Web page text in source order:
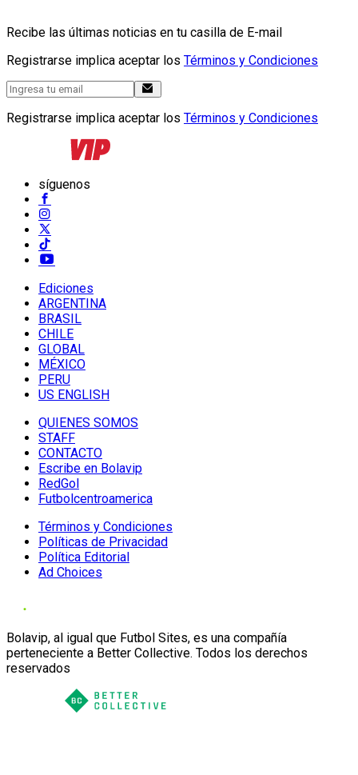
Recibe las últimas noticias en tu casilla de E-mail
Registrarse implica aceptar los Términos y Condiciones
Registrarse implica aceptar los Términos y Condiciones
síguenos
Ediciones
ARGENTINA
BRASIL
CHILE
GLOBAL
MÉXICO
PERU
US ENGLISH
QUIENES SOMOS
STAFF
CONTACTO
Escribe en Bolavip
RedGol
Futbolcentroamerica
Términos y Condiciones
Políticas de Privacidad
Política Editorial
Ad Choices
Bolavip, al igual que Futbol Sites, es una compañía
perteneciente a Better Collective. Todos los derechos
reservados